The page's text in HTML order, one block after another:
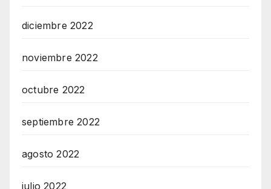
diciembre 2022
noviembre 2022
octubre 2022
septiembre 2022
agosto 2022
julio 2022